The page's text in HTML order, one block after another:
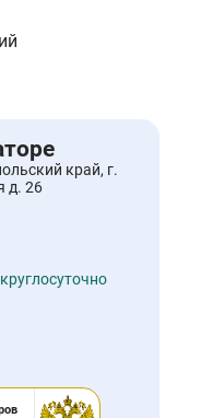
край, г.
д. 26
круглосуточно